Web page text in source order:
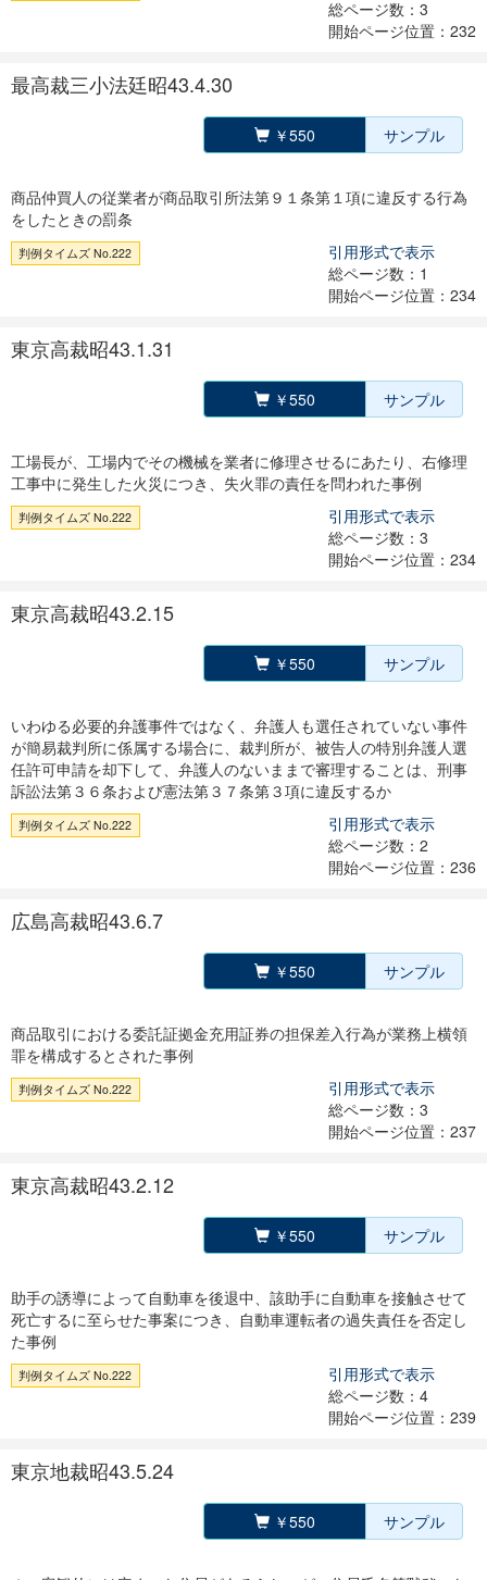
総ページ数：3
開始ページ位置：232
最高裁三小法廷昭43.4.30
￥550 サンプル
商品仲買人の従業者が商品取引所法第９１条第１項に違反する行為
をしたときの罰条
判例タイムズ No.222
引用形式で表示
総ページ数：1
開始ページ位置：234
東京高裁昭43.1.31
￥550 サンプル
工場長が、工場内でその機械を業者に修理させるにあたり、右修理
工事中に発生した火災につき、失火罪の責任を問われた事例
判例タイムズ No.222
引用形式で表示
総ページ数：3
開始ページ位置：234
東京高裁昭43.2.15
￥550 サンプル
いわゆる必要的弁護事件ではなく、弁護人も選任されていない事件
が簡易裁判所に係属する場合に、裁判所が、被告人の特別弁護人選
任許可申請を却下して、弁護人のないままで審理することは、刑事
訴訟法第３６条および憲法第３７条第３項に違反するか
判例タイムズ No.222
引用形式で表示
総ページ数：2
開始ページ位置：236
広島高裁昭43.6.7
￥550 サンプル
商品取引における委託証拠金充用証券の担保差入行為が業務上横領
罪を構成するとされた事例
判例タイムズ No.222
引用形式で表示
総ページ数：3
開始ページ位置：237
東京高裁昭43.2.12
￥550 サンプル
助手の誘導によって自動車を後退中、該助手に自動車を接触させて
死亡するに至らせた事案につき、自動車運転者の過失責任を否定し
た事例
判例タイムズ No.222
引用形式で表示
総ページ数：4
開始ページ位置：239
東京地裁昭43.5.24
￥550 サンプル